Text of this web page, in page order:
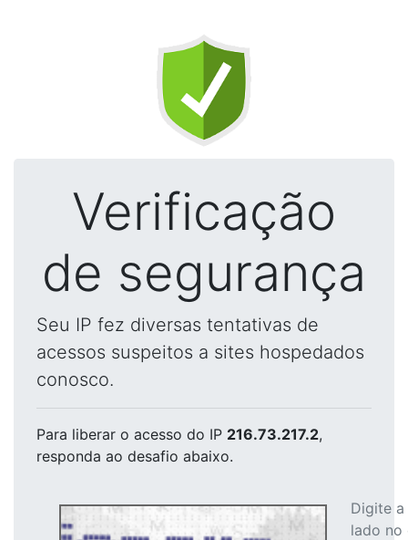
Verificação
de segurança
Seu IP fez diversas tentativas de
acessos suspeitos a sites hospedados
conosco.
Para liberar o acesso do IP 216.73.217.2,
responda ao desafio abaixo.
Digite
lado no